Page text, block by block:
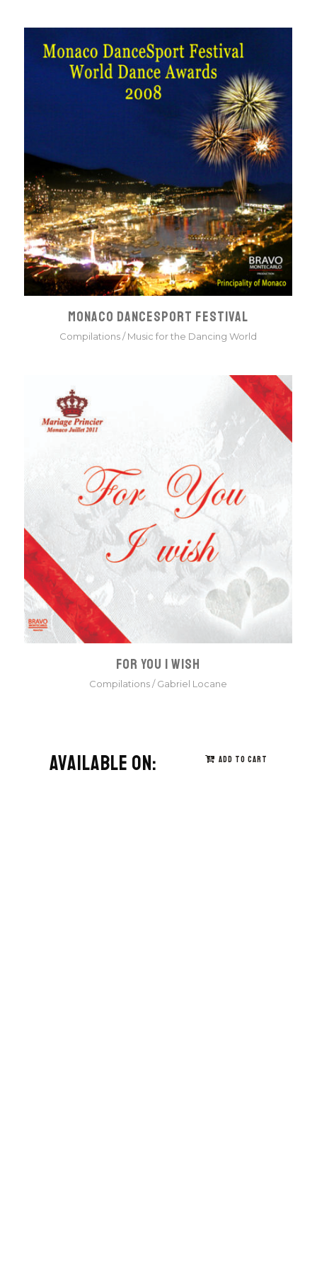
MONACO DANCESPORT FESTIVAL
Compilations/Music for the Dancing World
FOR YOU I WISH
Compilations/Gabriel Locane
AVAILABLE ON: ADD TO CART